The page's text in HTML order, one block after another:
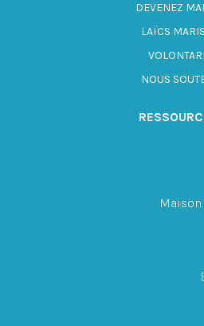
DEVENEZ
LAÏCS
NOUS